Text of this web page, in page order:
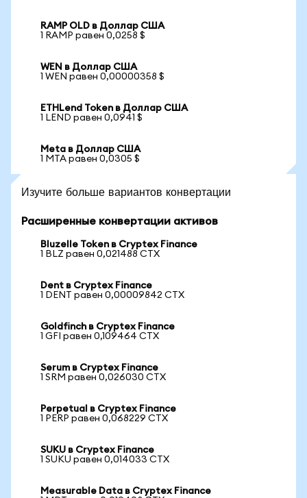
RAMP OLD в Доллар США
1 RAMP равен 0,0258 $
WEN в Доллар США
1 WEN равен 0,00000358 $
ETHLend Token в Доллар США
1 LEND равен 0,0941 $
Meta в Доллар США
1 MTA равен 0,0305 $
Изучите больше вариантов конвертации
Расширенные конвертации активов
Bluzelle Token в Cryptex Finance
1 BLZ равен 0,021488 CTX
Dent в Cryptex Finance
1 DENT равен 0,00009842 CTX
Goldfinch в Cryptex Finance
1 GFI равен 0,109464 CTX
Serum в Cryptex Finance
1 SRM равен 0,026030 CTX
Perpetual в Cryptex Finance
1 PERP равен 0,068229 CTX
SUKU в Cryptex Finance
1 SUKU равен 0,014033 CTX
Measurable Data в Cryptex Finance